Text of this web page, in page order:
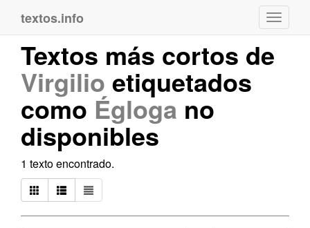
textos.info
Textos más cortos de
Virgilio etiquetados
como Égloga no
disponibles
1 texto encontrado.